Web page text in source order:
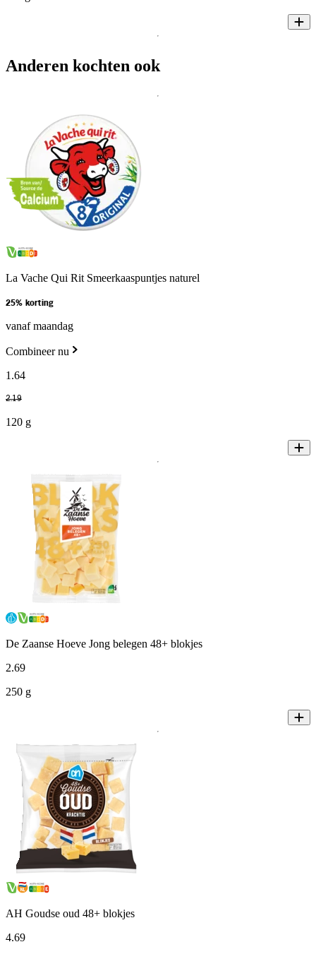
Anderen kochten ook
La Vache Qui Rit Smeerkaaspuntjes naturel
25% korting
vanaf maandag
Combineer nu
1 .64
2.19
120 g
De Zaanse Hoeve Jong belegen 48+ blokjes
2.69
250 g
AH Goudse oud 48+ blokjes
4.69